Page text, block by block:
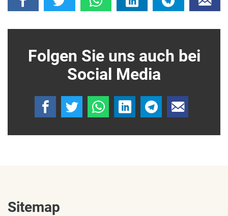
Folgen Sie uns auch bei
Social Media
Sitemap